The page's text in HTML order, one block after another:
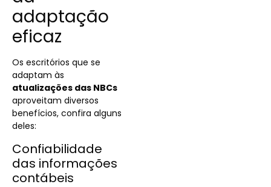
adaptação
eficaz
Os escritórios que se
adaptam às
atualizações das NBCs
aproveitam diversos
benefícios, confira alguns
deles:
Confiabilidade
das informações
contábeis